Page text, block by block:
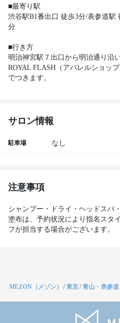
■最寄り駅
渋谷駅B1番出口 徒歩3分/表参道駅
分
■行き方
明治神宮駅７出口から明治通り沿
ROYAL FLASH（アパレルショッ
でつきます。
サロン情報
駐車場 なし
注意事項
シャンプー・ドライ・ヘッドスパ
塗布は、予約状況により指名スタ
フが担当する場合がございます。
MEZON（メゾン） /東京/青山・表参